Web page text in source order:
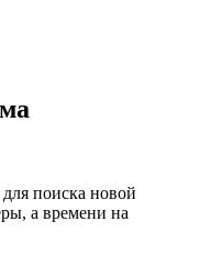
поиска новой
а времени на